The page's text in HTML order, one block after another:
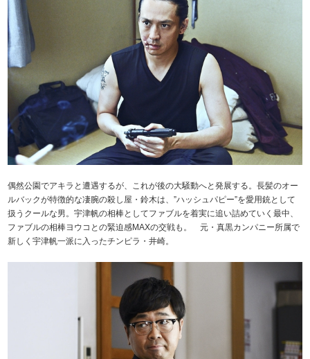
偶然公園でアキラと遭遇するが、これが後の大騒動へと発展する。長髪のオー
ルバックが特徴的な凄腕の殺し屋・鈴木は、”ハッシュパピー”を愛用銃として
扱うクールな男。宇津帆の相棒としてファブルを着実に追い詰めていく最中、
ファブルの相棒ヨウコとの緊迫感MAXの交戦も。 元・真黒カンパニー所属で
新しく宇津帆一派に入ったチンピラ・井崎。